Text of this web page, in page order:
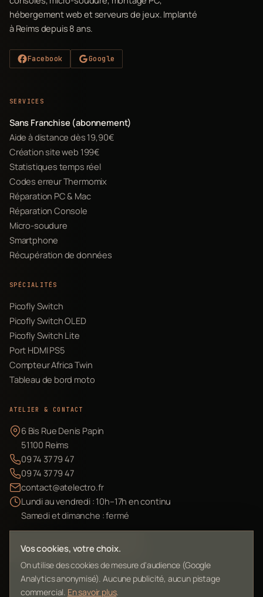
hébergement web et serveurs de jeux. Implanté
à Reims depuis 8 ans.
Facebook Google
SERVICES
Sans Franchise (abonnement)
Aide à distance dès 19,90€
Création site web 199€
Statistiques temps réel
Codes erreur Thermomix
Réparation PC & Mac
Réparation Console
Micro-soudure
Smartphone
Récupération de données
SPÉCIALITÉS
Picofly Switch
Picofly Switch OLED
Picofly Switch Lite
Port HDMI PS5
Compteur Africa Twin
Tableau de bord moto
ATELIER & CONTACT
6 Bis Rue Denis Papin
51100 Reims
09 74 37 79 47
09 74 37 79 47
contact@atelectro.fr
Lundi au vendredi : 10h–17h en continu
Samedi et dimanche : fermé
Envoyer mon matériel
Vos cookies, votre choix.
On utilise des cookies de mesure d'audience (Google
Analytics anonymisé). Aucune publicité, aucun pistage
commercial. En savoir plus.